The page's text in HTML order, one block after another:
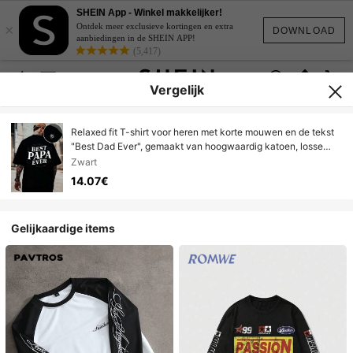
DOWNLOAD
×
SHEIN App - Winkel makkelijker!
Ontdek meer exclusieve kortingen en extra
aanbiedingen in de SHEIN APP!
(5,417)
Vergelijk
Relaxed fit T-shirt voor heren met korte mouwen en de tekst
"Best Dad Ever", gemaakt van hoogwaardig katoen, losse
pasvorm, ademend, street hiphop graphic design, dubbelzijdig
bedrukt.
Zwart
14.07€
Gelijkaardige items